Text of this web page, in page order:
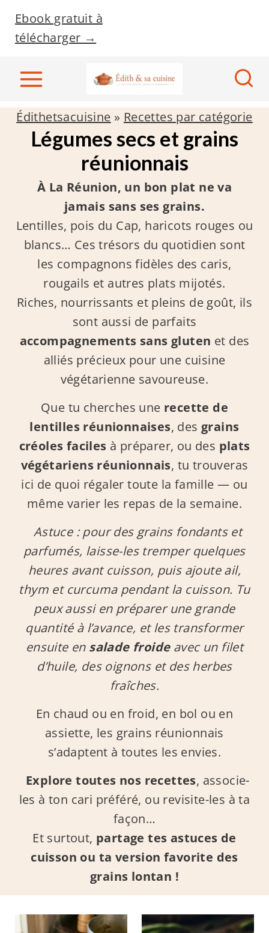
a
Ebook gratuit à
télécharger →
Édithetsacuisine » Recettes par catégorie
Légumes secs et grains
réunionnais
À La Réunion, un bon plat ne va
jamais sans ses grains.
Lentilles, pois du Cap, haricots rouges ou
blancs… Ces trésors du quotidien sont
les compagnons fidèles des caris,
rougails et autres plats mijotés.
Riches, nourrissants et pleins de goût, ils
sont aussi de parfaits
accompagnements sans gluten et des
alliés précieux pour une cuisine
végétarienne savoureuse.
Que tu cherches une recette de
lentilles réunionnaises, des grains
créoles faciles à préparer, ou des plats
végétariens réunionnais, tu trouveras
ici de quoi régaler toute la famille — ou
même varier les repas de la semaine.
Astuce : pour des grains fondants et
parfumés, laisse-les tremper quelques
heures avant cuisson, puis ajoute ail,
thym et curcuma pendant la cuisson. Tu
peux aussi en préparer une grande
quantité à l’avance, et les transformer
ensuite en salade froideavec un filet
d’huile, des oignons et des herbes
fraîches.
En chaud ou en froid, en bol ou en
assiette, les grains réunionnais
s’adaptent à toutes les envies.
Explore toutes nos recettes, associe-
les à ton cari préféré, ou revisite-les à ta
façon…
Et surtout, partage tes astuces de
cuisson ou ta version favorite des
grains lontan !